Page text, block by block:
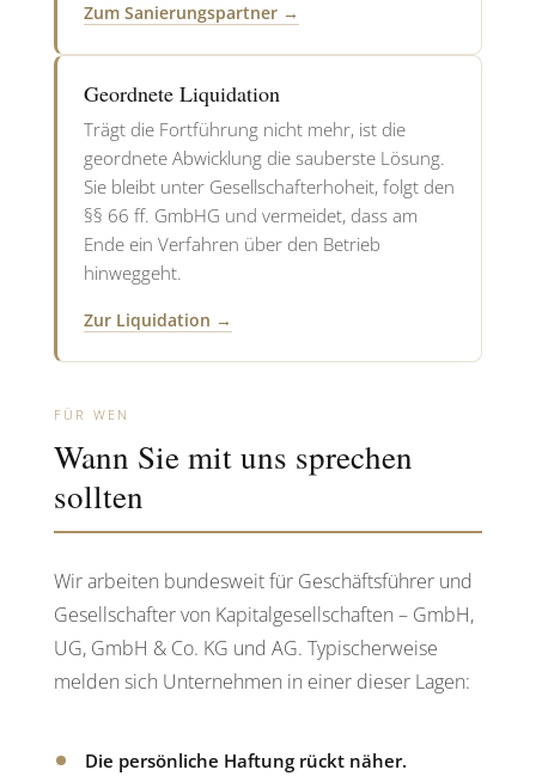
Zum Sanierungspartner →
Geordnete Liquidation
Trägt die Fortführung nicht mehr, ist die
geordnete Abwicklung die sauberste Lösung.
Sie bleibt unter Gesellschafterhoheit, folgt den
§§ 66 ff. GmbHG und vermeidet, dass am
Ende ein Verfahren über den Betrieb
hinweggeht.
Zur Liquidation →
FÜR WEN
Wann Sie mit uns sprechen
sollten
Wir arbeiten bundesweit für Geschäftsführer und
Gesellschafter von Kapitalgesellschaften – GmbH,
UG, GmbH & Co. KG und AG. Typischerweise
melden sich Unternehmen in einer dieser Lagen:
Die persönliche Haftung rückt näher.